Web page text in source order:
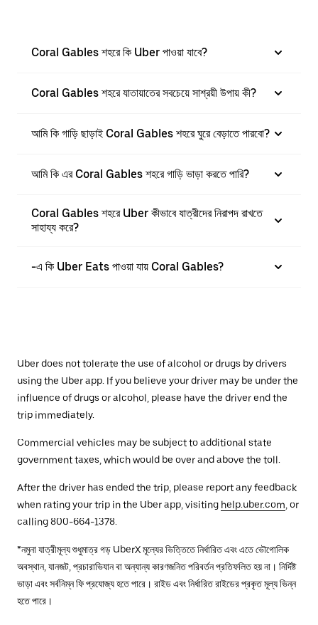
Coral Gables শহরে কি Uber পাওয়া যাবে?
Coral Gables শহরে যাতায়াতের সবচেয়ে সাশ্রয়ী উপায় কী?
আমি কি গাড়ি ছাড়াই Coral Gables শহরে ঘুরে বেড়াতে পারবো?
আমি কি এর Coral Gables শহরে গাড়ি ভাড়া করতে পারি?
Coral Gables শহরে Uber কীভাবে যাত্রীদের নিরাপদ রাখতে
সাহায্য করে?
-এ কি Uber Eats পাওয়া যায় Coral Gables?
Uber does not tolerate the use of alcohol or drugs by drivers
using the Uber app. If you believe your driver may be under the
influence of drugs or alcohol, please have the driver end the
trip immediately.
Commercial vehicles may be subject to additional state
government taxes, which would be over and above the toll.
After the driver has ended the trip, please report any feedback
when rating your trip in the Uber app, visiting help.uber.com , or
calling 800-664-1378.
*নমুনা যাত্রীমূল্য শুধুমাত্র গড় UberX মূল্যের ভিত্তিতে নির্ধারিত এবং এতে ভৌগোলিক
অবস্থান, যানজট, প্রচারাভিযান বা অন্যান্য কারণজনিত পরিবর্তন প্রতিফলিত হয় না। নির্দিষ্ট
ভাড়া এবং সর্বনিম্ন ফি প্রযোজ্য হতে পারে। রাইড এবং নির্ধারিত রাইডের প্রকৃত মূল্য ভিন্ন
হতে পারে।